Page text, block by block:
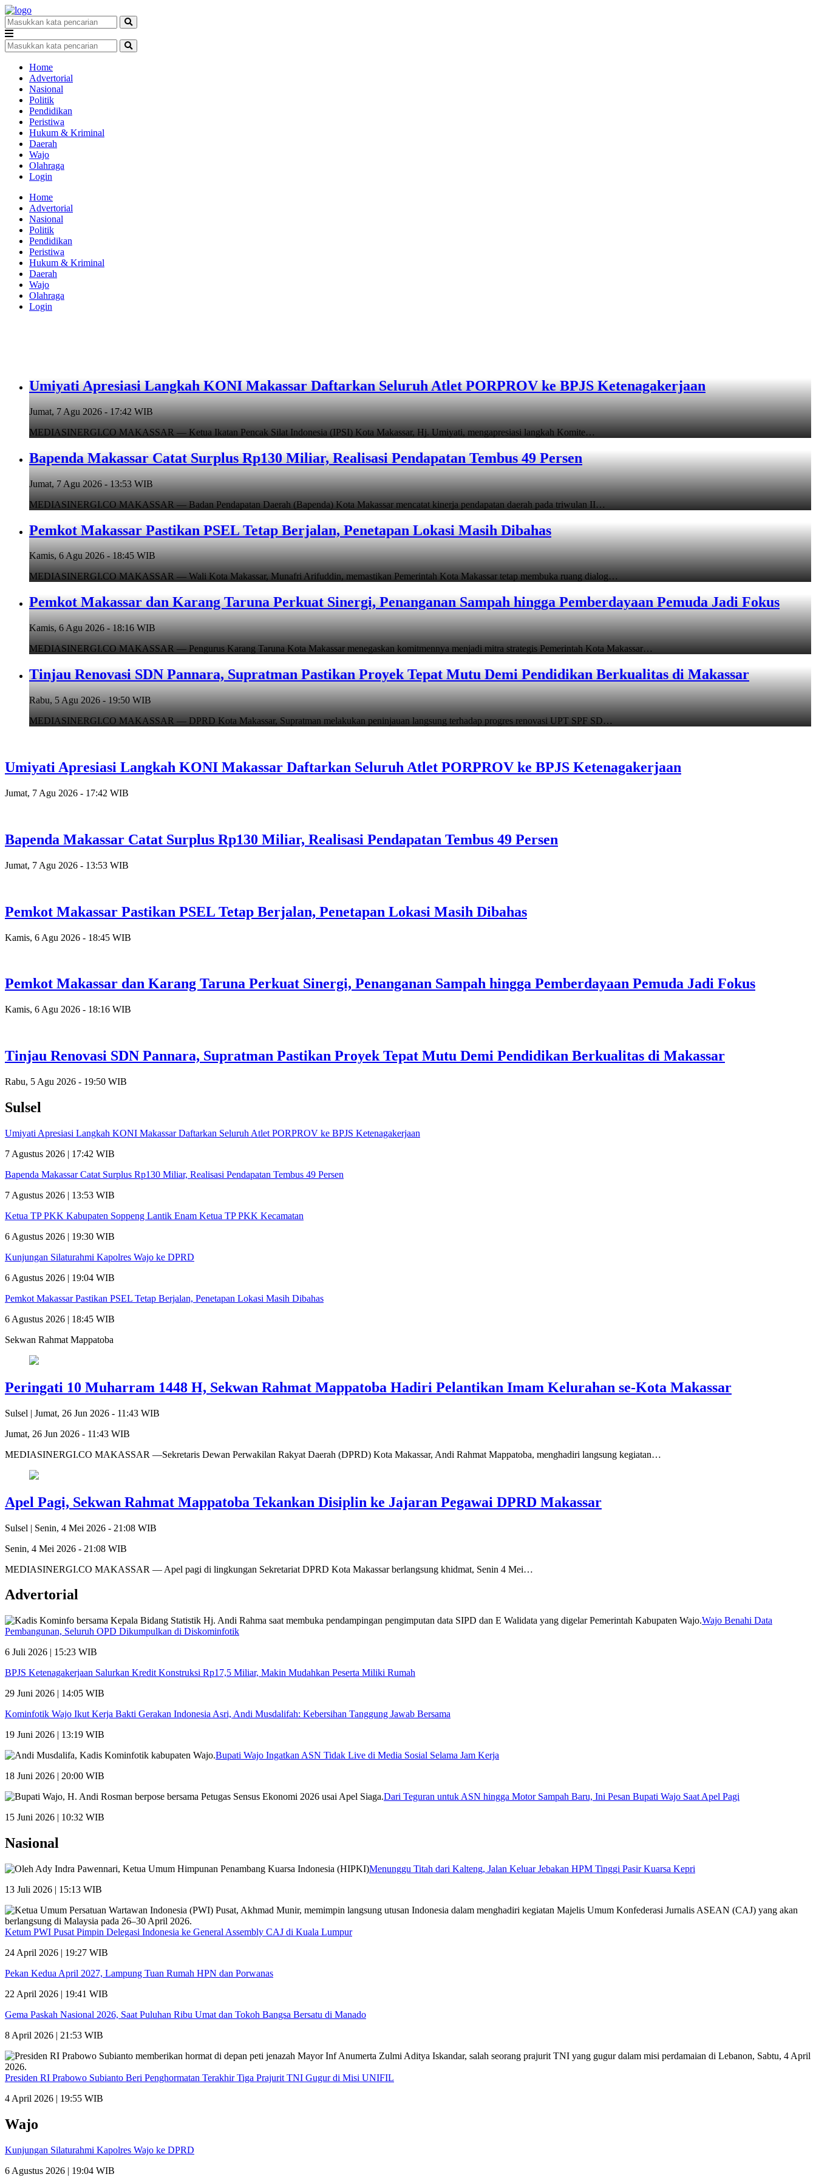
Home
Advertorial
Nasional
Politik
Pendidikan
Peristiwa
Hukum & Kriminal
Daerah
Wajo
Olahraga
Login
Home
Advertorial
Nasional
Politik
Pendidikan
Peristiwa
Hukum & Kriminal
Daerah
Wajo
Olahraga
Login
Umiyati Apresiasi Langkah KONI Makassar Daftarkan Seluruh Atlet PORPROV ke BPJS Ketenagakerjaan
Jumat, 7 Agu 2026 - 17:42 WIB
MEDIASINERGI.CO MAKASSAR — Ketua Ikatan Pencak Silat Indonesia (IPSI) Kota Makassar, Hj. Umiyati, mengapresiasi langkah Komite…
Bapenda Makassar Catat Surplus Rp130 Miliar, Realisasi Pendapatan Tembus 49 Persen
Jumat, 7 Agu 2026 - 13:53 WIB
MEDIASINERGI.CO MAKASSAR — Badan Pendapatan Daerah (Bapenda) Kota Makassar mencatat kinerja pendapatan daerah pada triwulan II…
Pemkot Makassar Pastikan PSEL Tetap Berjalan, Penetapan Lokasi Masih Dibahas
Kamis, 6 Agu 2026 - 18:45 WIB
MEDIASINERGI.CO MAKASSAR — Wali Kota Makassar, Munafri Arifuddin, memastikan Pemerintah Kota Makassar tetap membuka ruang dialog…
Pemkot Makassar dan Karang Taruna Perkuat Sinergi, Penanganan Sampah hingga Pemberdayaan Pemuda Jadi Fokus
Kamis, 6 Agu 2026 - 18:16 WIB
MEDIASINERGI.CO MAKASSAR — Pengurus Karang Taruna Kota Makassar menegaskan komitmennya menjadi mitra strategis Pemerintah Kota Makassar…
Tinjau Renovasi SDN Pannara, Supratman Pastikan Proyek Tepat Mutu Demi Pendidikan Berkualitas di Makassar
Rabu, 5 Agu 2026 - 19:50 WIB
MEDIASINERGI.CO MAKASSAR — DPRD Kota Makassar, Supratman melakukan peninjauan langsung terhadap progres renovasi UPT SPF SD…
Umiyati Apresiasi Langkah KONI Makassar Daftarkan Seluruh Atlet PORPROV ke BPJS Ketenagakerjaan
Jumat, 7 Agu 2026 - 17:42 WIB
Bapenda Makassar Catat Surplus Rp130 Miliar, Realisasi Pendapatan Tembus 49 Persen
Jumat, 7 Agu 2026 - 13:53 WIB
Pemkot Makassar Pastikan PSEL Tetap Berjalan, Penetapan Lokasi Masih Dibahas
Kamis, 6 Agu 2026 - 18:45 WIB
Pemkot Makassar dan Karang Taruna Perkuat Sinergi, Penanganan Sampah hingga Pemberdayaan Pemuda Jadi Fokus
Kamis, 6 Agu 2026 - 18:16 WIB
Tinjau Renovasi SDN Pannara, Supratman Pastikan Proyek Tepat Mutu Demi Pendidikan Berkualitas di Makassar
Rabu, 5 Agu 2026 - 19:50 WIB
Sulsel
Umiyati Apresiasi Langkah KONI Makassar Daftarkan Seluruh Atlet PORPROV ke BPJS Ketenagakerjaan
7 Agustus 2026 | 17:42 WIB
Bapenda Makassar Catat Surplus Rp130 Miliar, Realisasi Pendapatan Tembus 49 Persen
7 Agustus 2026 | 13:53 WIB
Ketua TP PKK Kabupaten Soppeng Lantik Enam Ketua TP PKK Kecamatan
6 Agustus 2026 | 19:30 WIB
Kunjungan Silaturahmi Kapolres Wajo ke DPRD
6 Agustus 2026 | 19:04 WIB
Pemkot Makassar Pastikan PSEL Tetap Berjalan, Penetapan Lokasi Masih Dibahas
6 Agustus 2026 | 18:45 WIB
Sekwan Rahmat Mappatoba
Peringati 10 Muharram 1448 H, Sekwan Rahmat Mappatoba Hadiri Pelantikan Imam Kelurahan se-Kota Makassar
Sulsel | Jumat, 26 Jun 2026 - 11:43 WIB
Jumat, 26 Jun 2026 - 11:43 WIB
MEDIASINERGI.CO MAKASSAR —Sekretaris Dewan Perwakilan Rakyat Daerah (DPRD) Kota Makassar, Andi Rahmat Mappatoba, menghadiri langsung kegiatan…
Apel Pagi, Sekwan Rahmat Mappatoba Tekankan Disiplin ke Jajaran Pegawai DPRD Makassar
Sulsel | Senin, 4 Mei 2026 - 21:08 WIB
Senin, 4 Mei 2026 - 21:08 WIB
MEDIASINERGI.CO MAKASSAR — Apel pagi di lingkungan Sekretariat DPRD Kota Makassar berlangsung khidmat, Senin 4 Mei…
Advertorial
Wajo Benahi Data
Pembangunan, Seluruh OPD Dikumpulkan di Diskominfotik
6 Juli 2026 | 15:23 WIB
BPJS Ketenagakerjaan Salurkan Kredit Konstruksi Rp17,5 Miliar, Makin Mudahkan Peserta Miliki Rumah
29 Juni 2026 | 14:05 WIB
Kominfotik Wajo Ikut Kerja Bakti Gerakan Indonesia Asri, Andi Musdalifah: Kebersihan Tanggung Jawab Bersama
19 Juni 2026 | 13:19 WIB
Bupati Wajo Ingatkan ASN Tidak Live di Media Sosial Selama Jam Kerja
18 Juni 2026 | 20:00 WIB
Dari Teguran untuk ASN hingga Motor Sampah Baru, Ini Pesan Bupati Wajo Saat Apel Pagi
15 Juni 2026 | 10:32 WIB
Nasional
Menunggu Titah dari Kalteng, Jalan Keluar Jebakan HPM Tinggi Pasir Kuarsa Kepri
13 Juli 2026 | 15:13 WIB
Ketum PWI Pusat Pimpin Delegasi Indonesia ke General Assembly CAJ di Kuala Lumpur
24 April 2026 | 19:27 WIB
Pekan Kedua April 2027, Lampung Tuan Rumah HPN dan Porwanas
22 April 2026 | 19:41 WIB
Gema Paskah Nasional 2026, Saat Puluhan Ribu Umat dan Tokoh Bangsa Bersatu di Manado
8 April 2026 | 21:53 WIB
Presiden RI Prabowo Subianto Beri Penghormatan Terakhir Tiga Prajurit TNI Gugur di Misi UNIFIL
4 April 2026 | 19:55 WIB
Wajo
Kunjungan Silaturahmi Kapolres Wajo ke DPRD
6 Agustus 2026 | 19:04 WIB